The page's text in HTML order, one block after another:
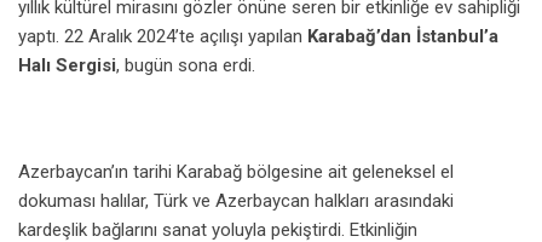
yıllık kültürel mirasını gözler önüne seren bir etkinliğe ev sahipliği
yaptı. 22 Aralık 2024’te açılışı yapılan Karabağ’dan İstanbul’a
Halı Sergisi, bugün sona erdi.
Azerbaycan’ın tarihi Karabağ bölgesine ait geleneksel el
dokuması halılar, Türk ve Azerbaycan halkları arasındaki
kardeşlik bağlarını sanat yoluyla pekiştirdi. Etkinliğin